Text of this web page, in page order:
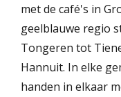
met de café's in
geelblauwe regio
Tongeren tot
Hannuit. In elke
handen in elkaar